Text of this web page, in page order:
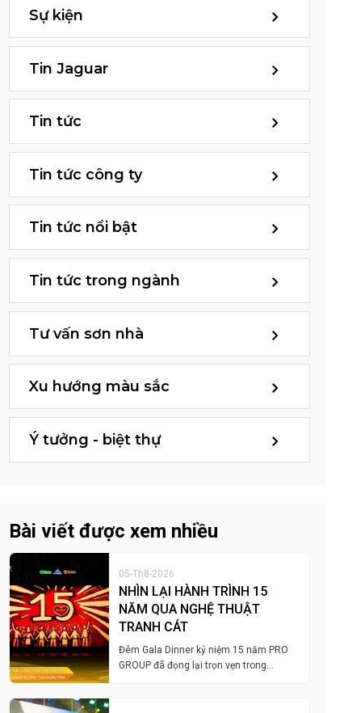
Sự kiện
Tin Jaguar
Tin tức
Tin tức công ty
Tin tức nổi bật
Tin tức trong ngành
Tư vấn sơn nhà
Xu hướng màu sắc
Ý tưởng - biệt thự
Bài viết được xem nhiều
05-Th8-2026
NHÌN LẠI HÀNH TRÌNH 15
NĂM QUA NGHỆ THUẬT
TRANH CÁT
Đêm Gala Dinner kỷ niệm 15 năm PRO
GROUP đã đọng lại trọn vẹn trong…